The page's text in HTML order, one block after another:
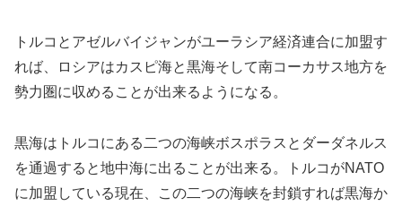
トルコとアゼルバイジャンがユーラシア経済連合に加盟す
れば、ロシアはカスピ海と黒海そして南コーカサス地方を
勢力圏に収めることが出来るようになる。
黒海はトルコにある二つの海峡ボスポラスとダーダネルス
を通過すると地中海に出ることが出来る。トルコがNATO
に加盟している現在、この二つの海峡を封鎖すれば黒海か